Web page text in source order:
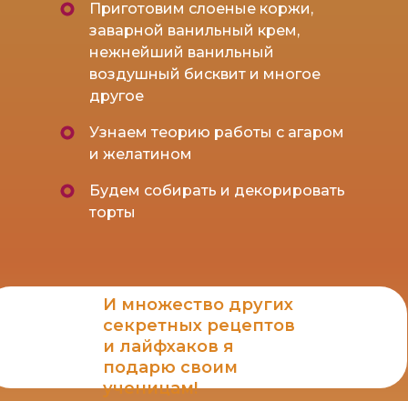
Приготовим слоеные коржи,
заварной ванильный крем,
нежнейший ванильный
воздушный бисквит и многое
другое
Узнаем теорию работы с агаром
и желатином
Будем собирать и декорировать
торты
И множество других
секретных рецептов
и лайфхаков я
подарю своим
ученицам!